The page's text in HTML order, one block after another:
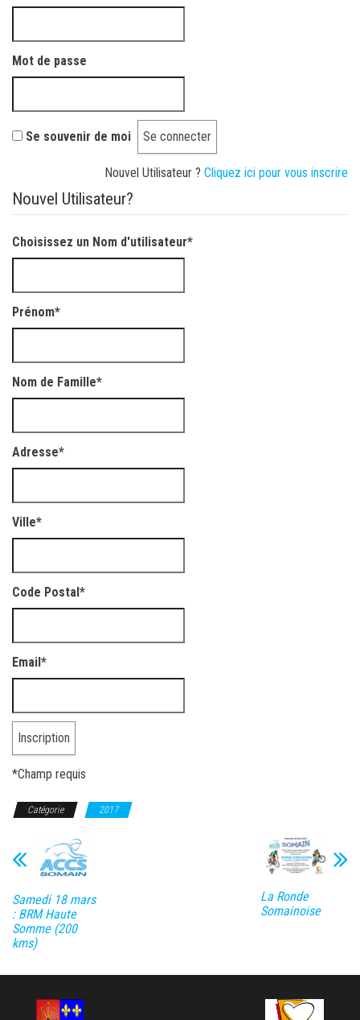
Mot de passe
Se souvenir de moi
Nouvel Utilisateur ? Cliquez ici pour vous inscrire
Nouvel Utilisateur?
Choisissez un Nom d'utilisateur*
Prénom*
Nom de Famille*
Adresse*
Ville*
Code Postal *
Email *
*Champ requis
Catégorie 2017
Samedi 18 mars
: BRM Haute
Somme (200
kms)
La Ronde
Somainoise